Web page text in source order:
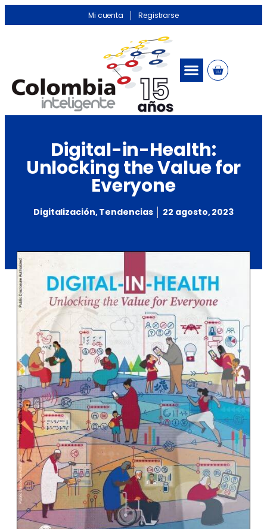
Mi cuenta Registrarse
Digital-in-Health:
Unlocking the Value for
Everyone
Digitalización,Tendencias 22 agosto, 2023